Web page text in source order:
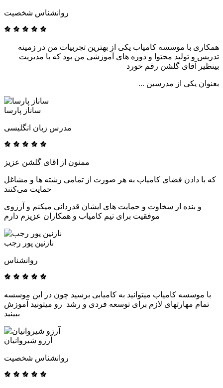
روانشناس شخصیت
همکاری با موسسه کامیاب یکی از بهترین تجربیات من در زمینه
تدریس و تولید محتوا و دوره های آموزشی من بود که با مدیریت
بینظیر آقای گلشن رقم خورد
بعنوان یکی از مدرسین ...
ساناز پارسا
مدرس زبان انگلیسی
که با دادن فضای کامیاب به هر صورت از تمامی رشته ها و مشاغل
حمایت می‌کنند
و بنده از سخاوت و حمایت های ایشان قدردانی میکنم و آرزوی
موفقیت برای تیم کامیاب و همکاران عزیزم دارم
نازنین پور رجب
روانشناس
با موسسه کامیاب میتوانید به کامیابی برسید چون در این موسسه
تمام مهارتهای لازم برای توسعه فردی و رشد رو میتونید آموزش
ببینید
آرزو شیروانیان
روانشناس شخصیت